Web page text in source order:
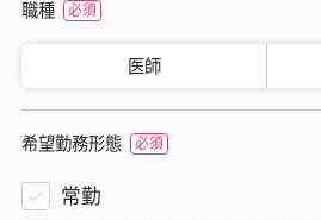
職種
医師
希望勤務形態
常勤